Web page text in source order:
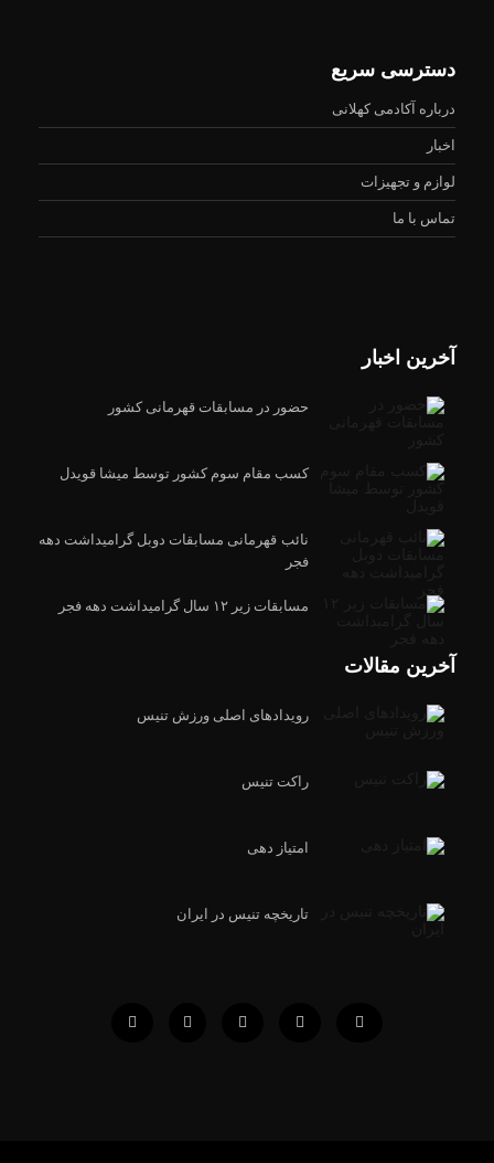
دسترسی سریع
درباره آکادمی کهلانی
اخبار
لوازم و تجهیزات
تماس با ما
آخرین اخبار
حضور در مسابقات قهرمانی کشور
کسب مقام سوم کشور توسط میشا قویدل
نائب قهرمانی مسابقات دوبل گرامیداشت دهه
فجر
مسابقات زیر ۱۲ سال گرامیداشت دهه فجر
آخرین مقالات
رویدادهای اصلی ورزش تنیس
راکت تنیس
امتیاز دهی
تاریخچه تنیس در ایران